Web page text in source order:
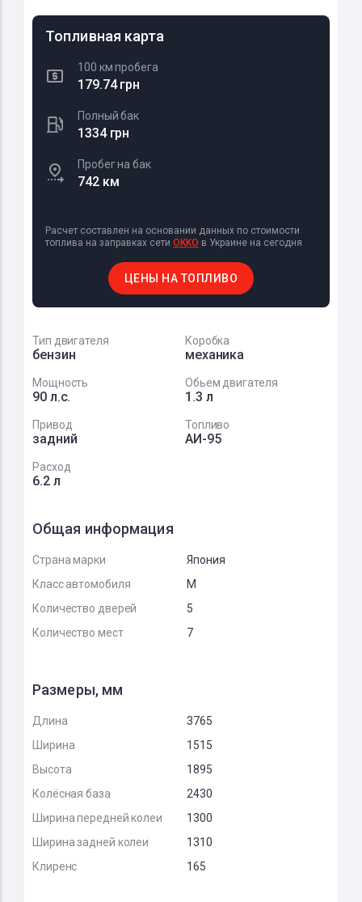
Топливная карта
100 км пробега
179.74 грн
Полный бак
1334 грн
Пробег на бак
742 км
Расчет составлен на основании данных по стоимости
топлива на заправках сети OKKO в Украине на сегодня
ЦЕНЫ НА ТОПЛИВО
Тип двигателя
бензин
Коробка
механика
Мощность
90 л.с.
Обьем двигателя
1.3 л
Привод
задний
Топливо
АИ-95
Расход
6.2 л
Общая информация
Страна марки
Япония
Класс автомобиля
M
Количество дверей
5
Количество мест
7
Размеры, мм
Длина
3765
Ширина
1515
Высота
1895
Колёсная база
2430
Ширина передней колеи
1300
Ширина задней колеи
1310
Клиренс
165